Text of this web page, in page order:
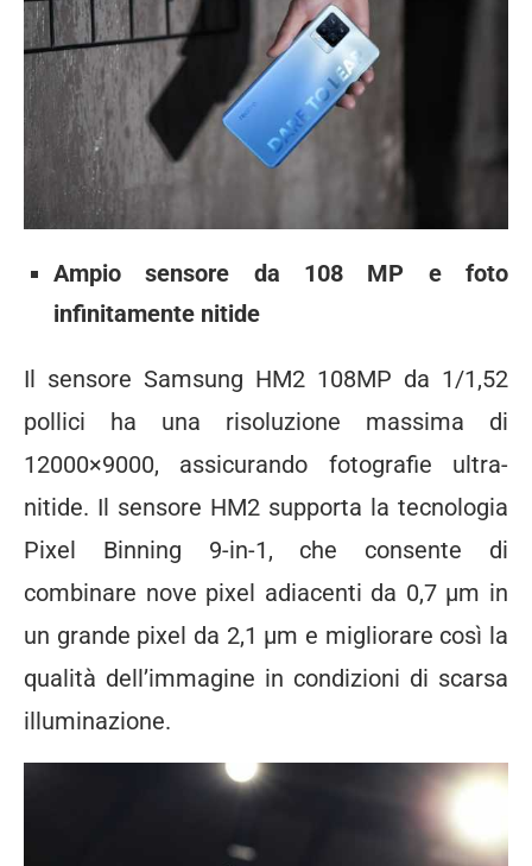
Ampio sensore da 108 MP e foto
infinitamente nitide
Il sensore Samsung HM2 108MP da 1/1,52
pollici ha una risoluzione massima di
12000×9000, assicurando fotografie ultra-
nitide. Il sensore HM2 supporta la tecnologia
Pixel Binning 9-in-1, che consente di
combinare nove pixel adiacenti da 0,7 μm in
un grande pixel da 2,1 μm e migliorare così la
qualità dell’immagine in condizioni di scarsa
illuminazione.